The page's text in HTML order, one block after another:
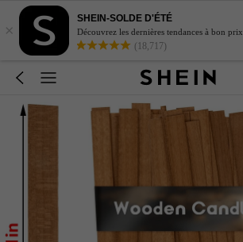
×
SHEIN-SOLDE D'ÉTÉ
Découvrez les dernières tendances à bon prix.
(18,717)